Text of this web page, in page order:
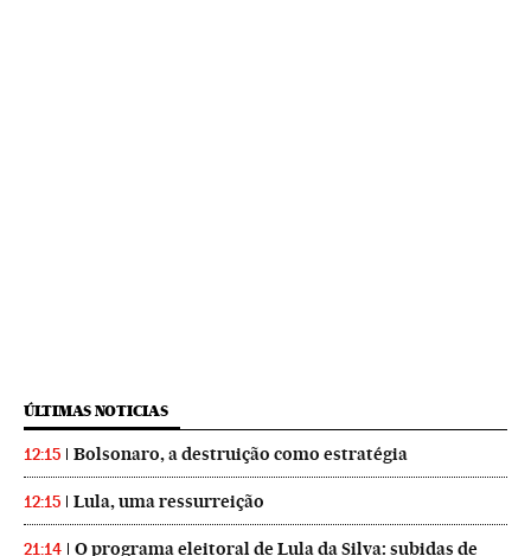
ÚLTIMAS NOTICIAS
12:15 Bolsonaro, a destruição como estratégia
12:15 Lula, uma ressurreição
21:14
O programa eleitoral de Lula da Silva: subidas de